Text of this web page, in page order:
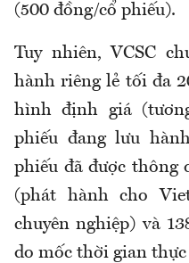
(500 đồng/cổ phiếu).
Tuy nhiên, VCSC
hành riêng lẻ tối đa
hình định giá
phiếu đang lưu
phiếu đã được
(phát hành cho
chuyên nghiệp) và
do mốc thời gian